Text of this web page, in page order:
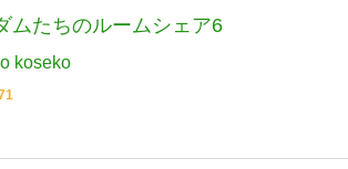
ムたちのルームシェア6
koseko